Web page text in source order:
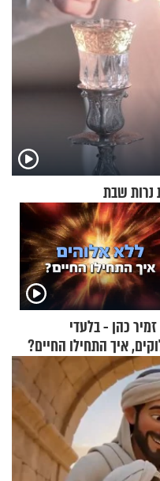
נרות שבת
כהן - בלעדי
איך התחילו החיים?